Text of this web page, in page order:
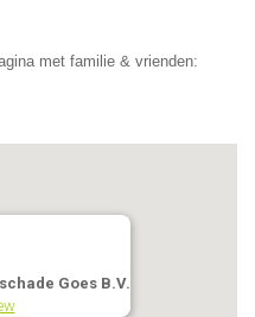
met familie & vrienden:
Goes B.V.